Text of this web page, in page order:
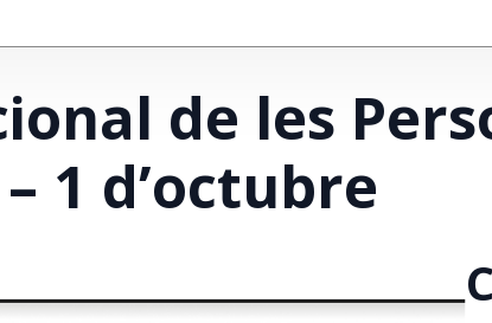
de les
1 d’octubre